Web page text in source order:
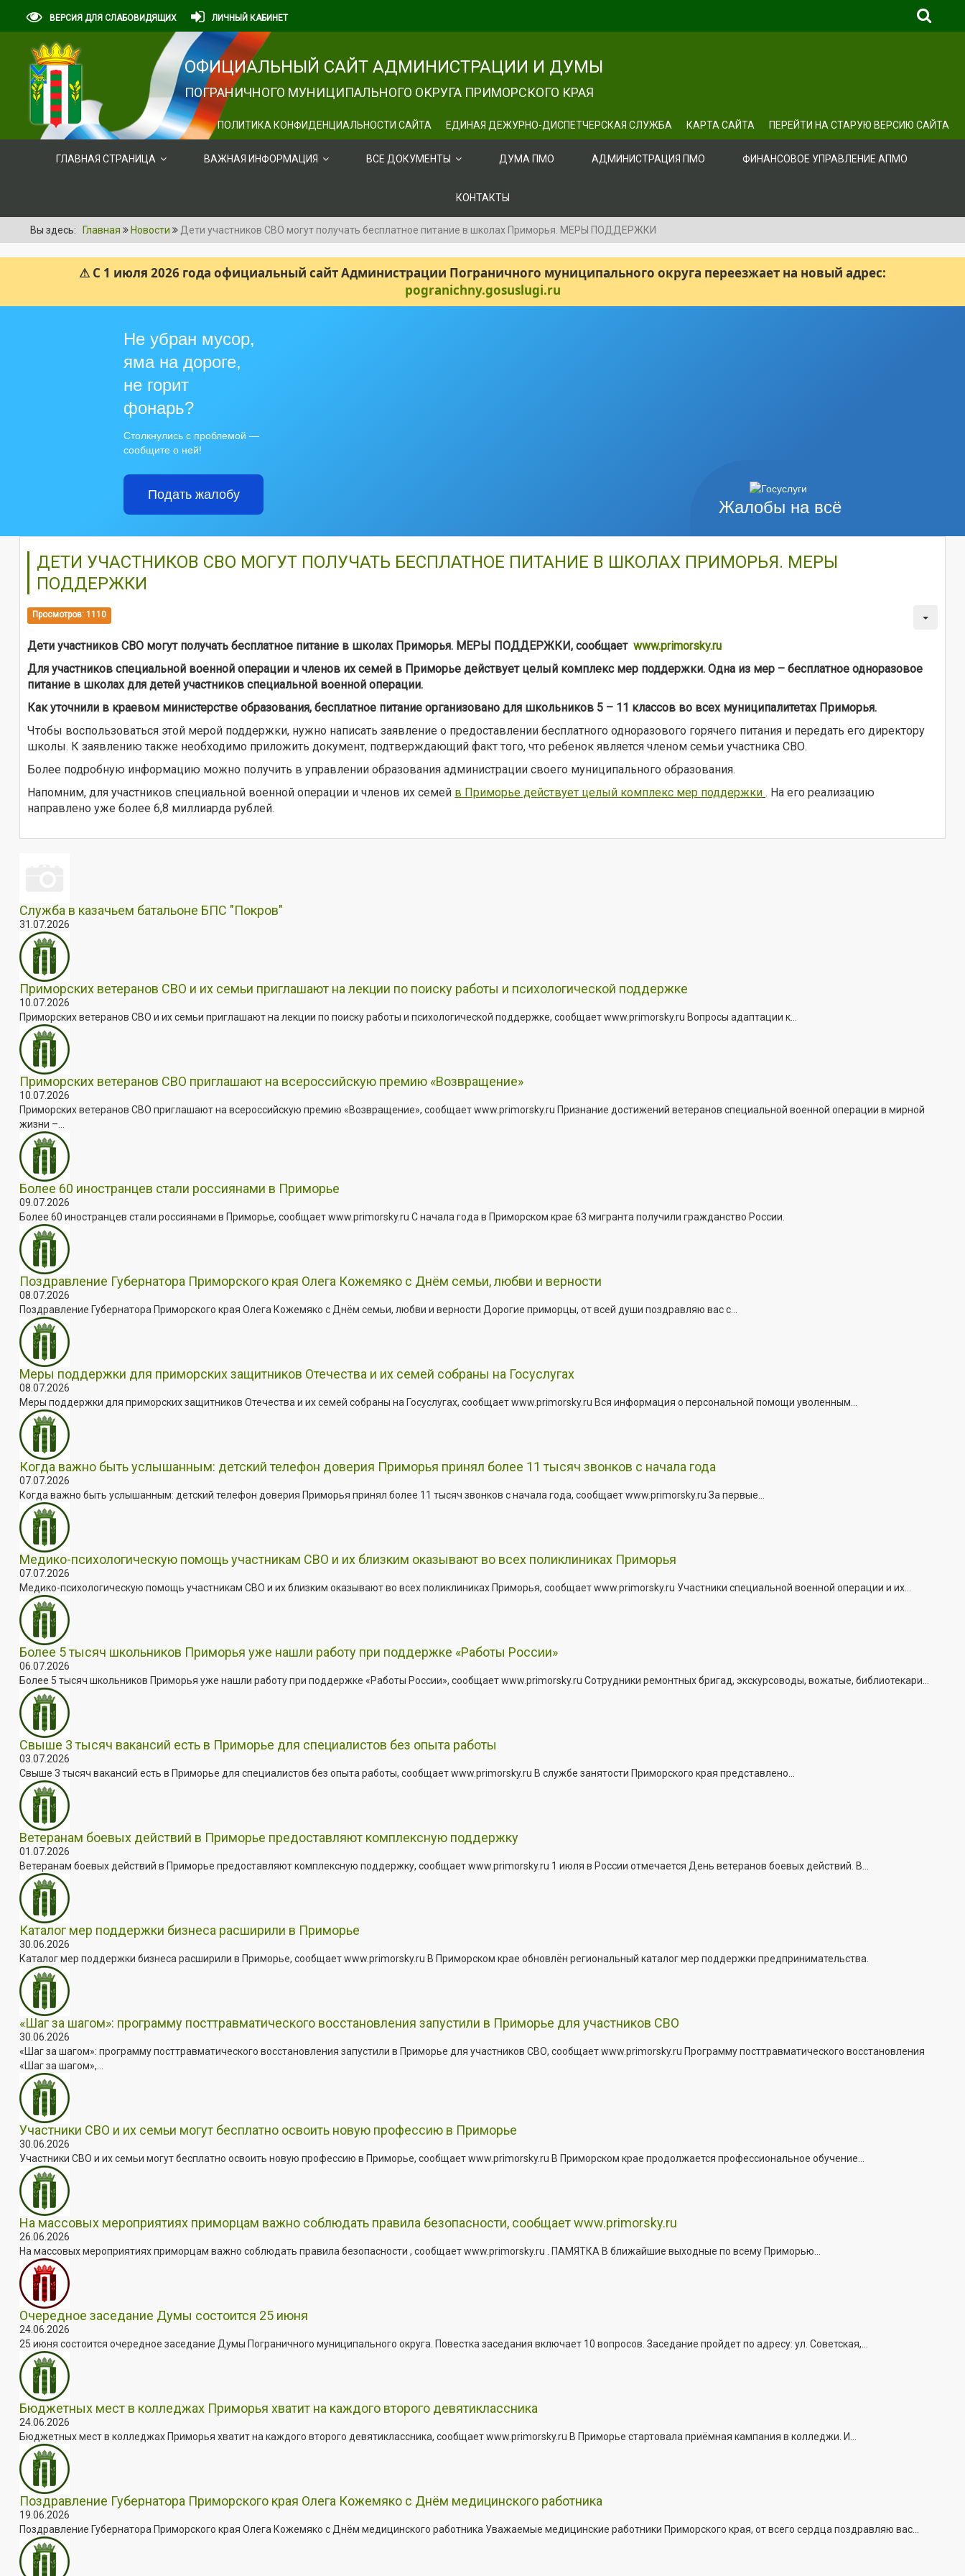
ВЕРСИЯ ДЛЯ СЛАБОВИДЯЩИХ ЛИЧНЫЙ КАБИНЕТ
ОФИЦИАЛЬНЫЙ САЙТ АДМИНИСТРАЦИИ И ДУМЫ
ПОГРАНИЧНОГО МУНИЦИПАЛЬНОГО ОКРУГА ПРИМОРСКОГО КРАЯ
ПОЛИТИКА КОНФИДЕНЦИАЛЬНОСТИ САЙТА ЕДИНАЯ ДЕЖУРНО-ДИСПЕТЧЕРСКАЯ СЛУЖБА КАРТА САЙТА ПЕРЕЙТИ НА СТАРУЮ ВЕРСИЮ САЙТА
ГЛАВНАЯ СТРАНИЦА ВАЖНАЯ ИНФОРМАЦИЯ ВСЕ ДОКУМЕНТЫ ДУМА ПМО АДМИНИСТРАЦИЯ ПМО ФИНАНСОВОЕ УПРАВЛЕНИЕ АПМО
КОНТАКТЫ
Вы здесь: Главная Новости Дети участников СВО могут получать бесплатное питание в школах Приморья. МЕРЫ ПОДДЕРЖКИ
⚠ С 1 июля 2026 года официальный сайт Администрации Пограничного муниципального округа переезжает на новый адрес:
pogranichny.gosuslugi.ru
Жалобы на всё
Не убран мусор,
яма на дороге,
не горит
фонарь?
Столкнулись с проблемой —
сообщите о ней!
Подать жалобу
ДЕТИ УЧАСТНИКОВ СВО МОГУТ ПОЛУЧАТЬ БЕСПЛАТНОЕ ПИТАНИЕ В ШКОЛАХ ПРИМОРЬЯ. МЕРЫ
ПОДДЕРЖКИ
Просмотров: 1110
Дети участников СВО могут получать бесплатное питание в школах Приморья. МЕРЫ ПОДДЕРЖКИ, сообщает www.primorsky.ru
Для участников специальной военной операции и членов их семей в Приморье действует целый комплекс мер поддержки. Одна из мер – бесплатное одноразовое
питание в школах для детей участников специальной военной операции.
Как уточнили в краевом министерстве образования, бесплатное питание организовано для школьников 5 – 11 классов во всех муниципалитетах Приморья.
Чтобы воспользоваться этой мерой поддержки, нужно написать заявление о предоставлении бесплатного одноразового горячего питания и передать его директору
школы. К заявлению также необходимо приложить документ, подтверждающий факт того, что ребенок является членом семьи участника СВО.
Более подробную информацию можно получить в управлении образования администрации своего муниципального образования.
Напомним, для участников специальной военной операции и членов их семей в Приморье действует целый комплекс мер поддержки . На его реализацию
направлено уже более 6,8 миллиарда рублей.
Служба в казачьем батальоне БПС "Покров"
31.07.2026
Приморских ветеранов СВО и их семьи приглашают на лекции по поиску работы и психологической поддержке
10.07.2026
Приморских ветеранов СВО и их семьи приглашают на лекции по поиску работы и психологической поддержке, сообщает www.primorsky.ru Вопросы адаптации к...
Приморских ветеранов СВО приглашают на всероссийскую премию «Возвращение»
10.07.2026
Приморских ветеранов СВО приглашают на всероссийскую премию «Возвращение», сообщает www.primorsky.ru Признание достижений ветеранов специальной военной операции в мирной
жизни –...
Более 60 иностранцев стали россиянами в Приморье
09.07.2026
Более 60 иностранцев стали россиянами в Приморье, сообщает www.primorsky.ru С начала года в Приморском крае 63 мигранта получили гражданство России.
Поздравление Губернатора Приморского края Олега Кожемяко с Днём семьи, любви и верности
08.07.2026
Поздравление Губернатора Приморского края Олега Кожемяко с Днём семьи, любви и верности Дорогие приморцы, от всей души поздравляю вас с...
Меры поддержки для приморских защитников Отечества и их семей собраны на Госуслугах
08.07.2026
Меры поддержки для приморских защитников Отечества и их семей собраны на Госуслугах, сообщает www.primorsky.ru Вся информация о персональной помощи уволенным...
Когда важно быть услышанным: детский телефон доверия Приморья принял более 11 тысяч звонков с начала года
07.07.2026
Когда важно быть услышанным: детский телефон доверия Приморья принял более 11 тысяч звонков с начала года, сообщает www.primorsky.ru За первые...
Медико-психологическую помощь участникам СВО и их близким оказывают во всех поликлиниках Приморья
07.07.2026
Медико-психологическую помощь участникам СВО и их близким оказывают во всех поликлиниках Приморья, сообщает www.primorsky.ru Участники специальной военной операции и их...
Более 5 тысяч школьников Приморья уже нашли работу при поддержке «Работы России»
06.07.2026
Более 5 тысяч школьников Приморья уже нашли работу при поддержке «Работы России», сообщает www.primorsky.ru Сотрудники ремонтных бригад, экскурсоводы, вожатые, библиотекари...
Свыше 3 тысяч вакансий есть в Приморье для специалистов без опыта работы
03.07.2026
Свыше 3 тысяч вакансий есть в Приморье для специалистов без опыта работы, сообщает www.primorsky.ru В службе занятости Приморского края представлено...
Ветеранам боевых действий в Приморье предоставляют комплексную поддержку
01.07.2026
Ветеранам боевых действий в Приморье предоставляют комплексную поддержку, сообщает www.primorsky.ru 1 июля в России отмечается День ветеранов боевых действий. В...
Каталог мер поддержки бизнеса расширили в Приморье
30.06.2026
Каталог мер поддержки бизнеса расширили в Приморье, сообщает www.primorsky.ru В Приморском крае обновлён региональный каталог мер поддержки предпринимательства.
«Шаг за шагом»: программу посттравматического восстановления запустили в Приморье для участников СВО
30.06.2026
«Шаг за шагом»: программу посттравматического восстановления запустили в Приморье для участников СВО, сообщает www.primorsky.ru Программу посттравматического восстановления
«Шаг за шагом»,...
Участники СВО и их семьи могут бесплатно освоить новую профессию в Приморье
30.06.2026
Участники СВО и их семьи могут бесплатно освоить новую профессию в Приморье, сообщает www.primorsky.ru В Приморском крае продолжается профессиональное обучение...
На массовых мероприятиях приморцам важно соблюдать правила безопасности, сообщает www.primorsky.ru
26.06.2026
На массовых мероприятиях приморцам важно соблюдать правила безопасности , сообщает www.primorsky.ru . ПАМЯТКА В ближайшие выходные по всему Приморью...
Очередное заседание Думы состоится 25 июня
24.06.2026
25 июня состоится очередное заседание Думы Пограничного муниципального округа. Повестка заседания включает 10 вопросов. Заседание пройдет по адресу: ул. Советская,...
Бюджетных мест в колледжах Приморья хватит на каждого второго девятиклассника
24.06.2026
Бюджетных мест в колледжах Приморья хватит на каждого второго девятиклассника, сообщает www.primorsky.ru В Приморье стартовала приёмная кампания в колледжи. И...
Поздравление Губернатора Приморского края Олега Кожемяко с Днём медицинского работника
19.06.2026
Поздравление Губернатора Приморского края Олега Кожемяко с Днём медицинского работника Уважаемые медицинские работники Приморского края, от всего сердца поздравляю вас...